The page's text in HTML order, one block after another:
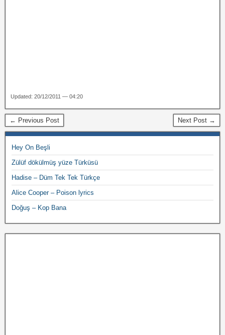
Updated: 20/12/2011 — 04:20
← Previous Post Next Post →
Hey On Beşli
Zülüf dökülmüş yüze Türküsü
Hadise – Düm Tek Tek Türkçe
Alice Cooper – Poison lyrics
Doğuş – Kop Bana